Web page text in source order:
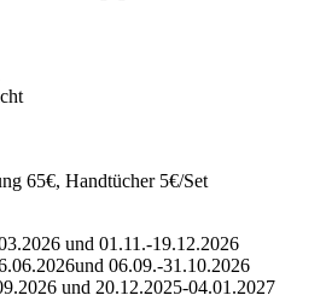
65€, Handtücher 5€/Set
und 01.11.-19.12.2026
06.09.-31.10.2026
und 20.12.2025-04.01.2027